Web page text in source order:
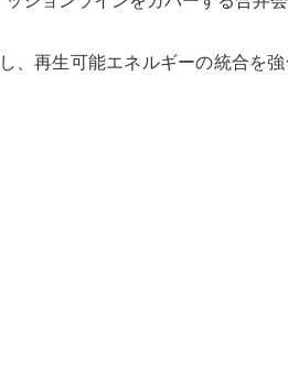
再生可能エネルギーの統合を